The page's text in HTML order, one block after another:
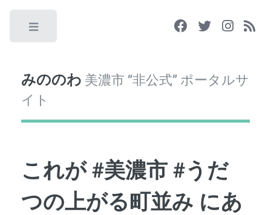
みののわ 美濃市 “非公式” ポータルサ
イト
これが #美濃市 #うだ
つの上がる町並み にあ
Toggle